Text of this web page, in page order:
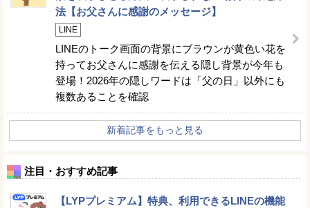
法【お父さんに感謝のメッセージ】
LINE
LINEのトーク画面の背景にブラウンが黄色い花を
持ってお父さんに感謝を伝える隠し背景が今年も
登場！2026年の隠しワードは「父の日」以外にも
複数あることを確認
新着記事をもっと見る
注目・おすすめ記事
【LYPプレミアム】特典、利用できるLINEの機能